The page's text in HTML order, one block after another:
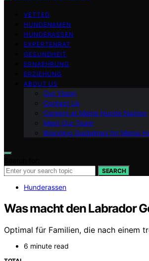
VETTED
HUNDENAMEN
HUNDERASSEN
EXPERTENRAT
GESUNDHEIT
ERNAEHRUNG
ERZIEHUNG
ABOUT US
Our Vision
Contact Us
Careers at Meine Hunde Namen
Meet Our Team
Branding Guidelines for Meine
SEARCH
Hunderassen
Was macht den Labrador
Optimal für Familien, die nach einem
6 minute read